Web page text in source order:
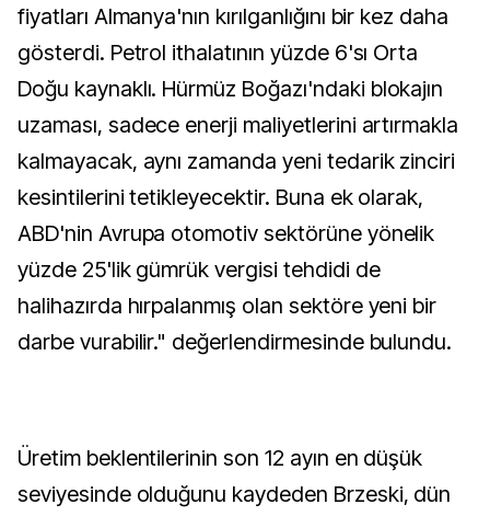
fiyatları Almanya'nın kırılganlığını bir kez daha
gösterdi. Petrol ithalatının yüzde 6'sı Orta
Doğu kaynaklı. Hürmüz Boğazı'ndaki blokajın
uzaması, sadece enerji maliyetlerini artırmakla
kalmayacak, aynı zamanda yeni tedarik zinciri
kesintilerini tetikleyecektir. Buna ek olarak,
ABD'nin Avrupa otomotiv sektörüne yönelik
yüzde 25'lik gümrük vergisi tehdidi de
halihazırda hırpalanmış olan sektöre yeni bir
darbe vurabilir." değerlendirmesinde bulundu.
Üretim beklentilerinin son 12 ayın en düşük
seviyesinde olduğunu kaydeden Brzeski, dün